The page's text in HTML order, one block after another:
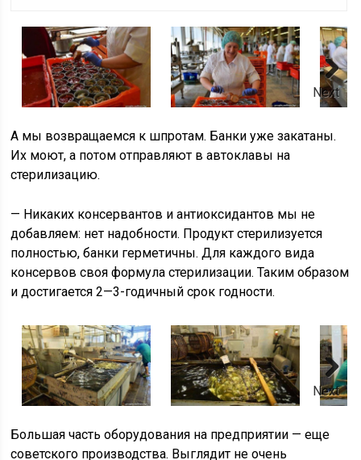
Next
А мы возвращаемся к шпротам. Банки уже закатаны.
Их моют, а потом отправляют в автоклавы на
стерилизацию.
— Никаких консервантов и антиоксидантов мы не
добавляем: нет надобности. Продукт стерилизуется
полностью, банки герметичны. Для каждого вида
консервов своя формула стерилизации. Таким образом
и достигается 2—3-годичный срок годности.
Next
Большая часть оборудования на предприятии — еще
советского производства. Выглядит не очень